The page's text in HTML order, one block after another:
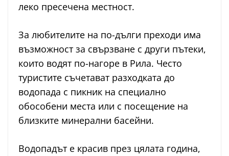
леко пресечена местност.
За любителите на по-дълги преходи има
възможност за свързване с други пътеки,
които водят по-нагоре в Рила. Често
туристите съчетават разходката до
водопада с пикник на специално
обособени места или с посещение на
близките минерални басейни.
Водопадът е красив през цялата година,